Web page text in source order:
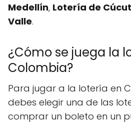
Medellín, Lotería de
Valle.
¿Cómo se juega la
Colombia?
Para jugar a la lotería en
debes elegir una de las
comprar un boleto en un